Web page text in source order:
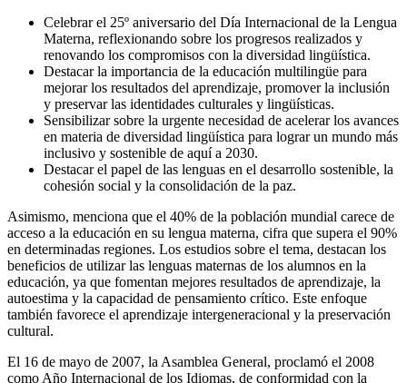
Celebrar el 25º aniversario del Día Internacional de la Lengua
Materna, reflexionando sobre los progresos realizados y
renovando los compromisos con la diversidad lingüística.
Destacar la importancia de la educación multilingüe para
mejorar los resultados del aprendizaje, promover la inclusión
y preservar las identidades culturales y lingüísticas.
Sensibilizar sobre la urgente necesidad de acelerar los avances
en materia de diversidad lingüística para lograr un mundo más
inclusivo y sostenible de aquí a 2030.
Destacar el papel de las lenguas en el desarrollo sostenible, la
cohesión social y la consolidación de la paz.
Asimismo, menciona que el 40% de la población mundial carece de
acceso a la educación en su lengua materna, cifra que supera el 90%
en determinadas regiones. Los estudios sobre el tema, destacan los
beneficios de utilizar las lenguas maternas de los alumnos en la
educación, ya que fomentan mejores resultados de aprendizaje, la
autoestima y la capacidad de pensamiento crítico. Este enfoque
también favorece el aprendizaje intergeneracional y la preservación
cultural.
El 16 de mayo de 2007, la Asamblea General, proclamó el 2008
como Año Internacional de los Idiomas, de conformidad con la